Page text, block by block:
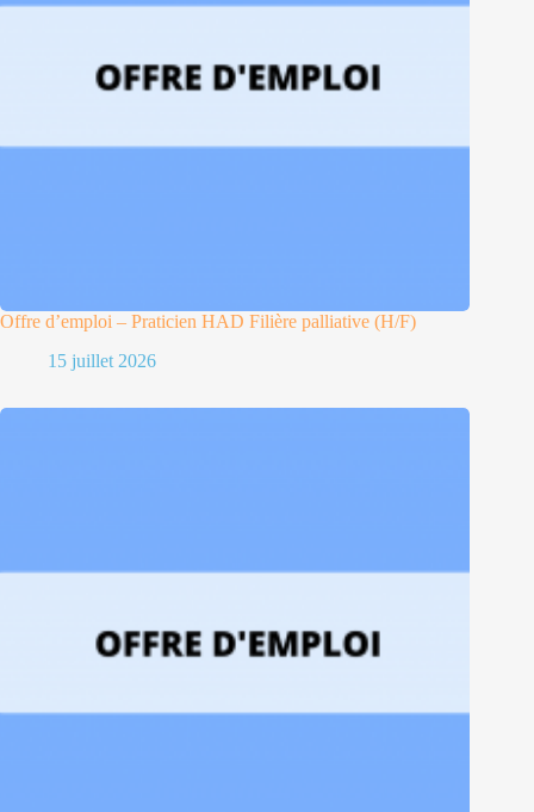
Offre d’emploi – Praticien HAD Filière palliative (H/F)
15 juillet 2026